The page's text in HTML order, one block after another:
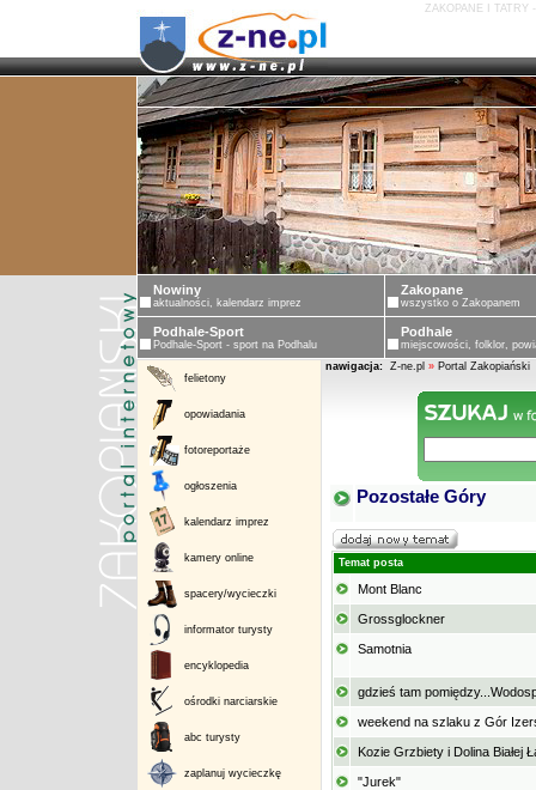
ZAKOPANE I TATRY
Nowiny
aktualności, kalendarz imprez
Zakopane
wszystko o Zakopanem
Podhale-Sport
Podhale-Sport - sport na Podhalu
Podhale
miejscowości, folklor,
felietony
opowiadania
fotoreportaże
ogłoszenia
kalendarz imprez
kamery online
spacery/wycieczki
informator turysty
encyklopedia
ośrodki narciarskie
abc turysty
zaplanuj wycieczkę
nawigacja: Z-ne.pl » Portal Zakopiański
Pozostałe Góry
Temat posta
Mont Blanc
Grossglockner
Samotnia
gdzieś tam
weekend na szlaku z Gór
Kozie Grzbiety i Dolina Białej
"Jurek"